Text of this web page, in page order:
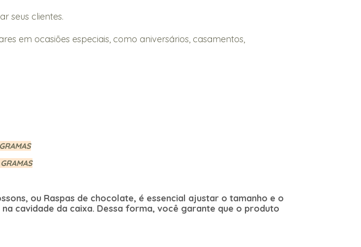
seus clientes.
em ocasiões especiais, como aniversários, casamentos,
ou Raspas de chocolate, é essencial ajustar o tamanho e o
cavidade da caixa. Dessa forma, você garante que o produto